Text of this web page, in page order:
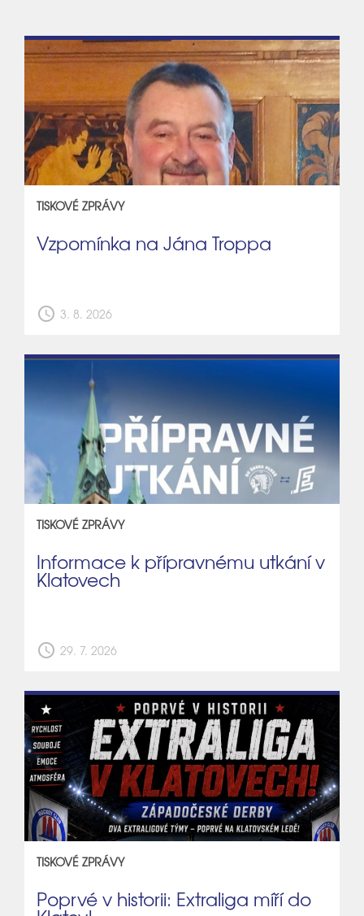
TISKOVÉ ZPRÁVY
Vzpomínka na Jána Troppa
schedule 3. 8. 2026
TISKOVÉ ZPRÁVY
Informace k přípravnému utkání v
Klatovech
schedule 29. 7. 2026
TISKOVÉ ZPRÁVY
Poprvé v historii: Extraliga míří do